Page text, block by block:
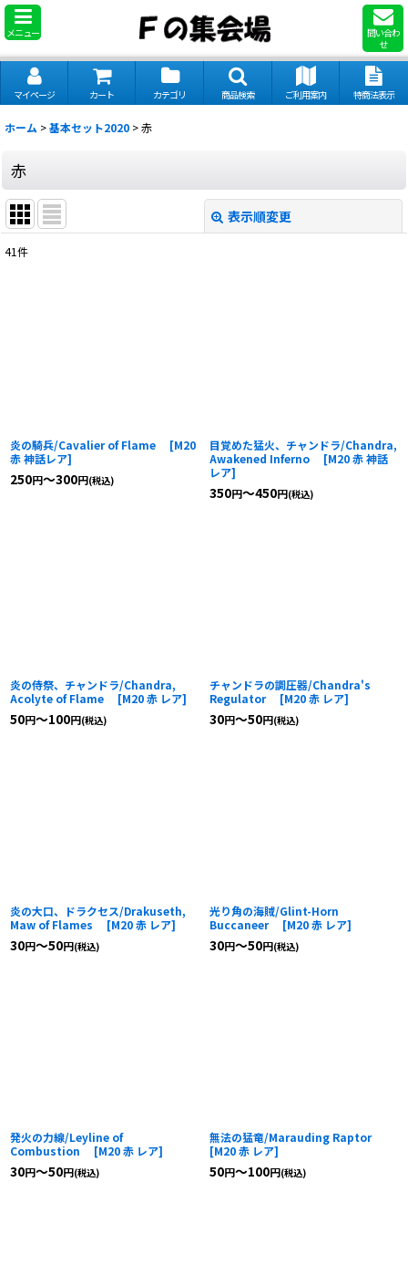
メニュー
問い合わ
せ
マイページ カート カテゴリ 商品検索 ご利用案内 特商法表示
ホーム >基本セット2020 >赤
赤
表示順変更
41件
炎の騎兵/Cavalier of Flame [M20
赤 神話レア]
250円～300円(税込)
目覚めた猛火、チャンドラ/Chandra,
Awakened Inferno
[M20 赤 神話
レア]
350円～450円(税込)
炎の侍祭、チャンドラ/Chandra,
Acolyte of Flame
[M20 赤 レア]
50円～100円(税込)
チャンドラの調圧器/Chandra's
Regulator
[M20 赤 レア]
30円～50円(税込)
炎の大口、ドラクセス/Drakuseth,
Maw of Flames
[M20 赤 レア]
30円～50円(税込)
光り角の海賊/Glint-Horn
Buccaneer
[M20 赤 レア]
30円～50円(税込)
発火の力線/Leyline of
Combustion
[M20 赤 レア]
30円～50円(税込)
無法の猛竜/Marauding Raptor
[M20 赤 レア]
50円～100円(税込)